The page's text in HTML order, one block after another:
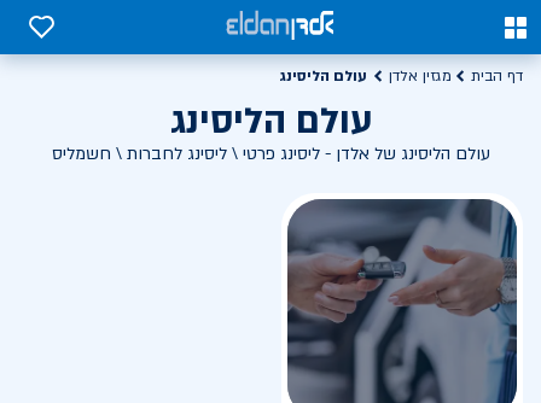
0
0
דף הבית מגזין אלדן עולם הליסינג
עולם הליסינג
עולם הליסינג של אלדן - ליסינג פרטי \ ליסינג לחברות \ חשמליס